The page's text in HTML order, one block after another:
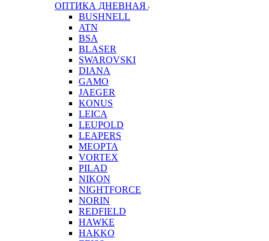
ОПТИКА ДНЕВНАЯ
BUSHNELL
ATN
BSA
BLASER
SWAROVSKI
DIANA
GAMO
JAEGER
KONUS
LEICA
LEUPOLD
LEAPERS
MEOPTA
VORTEX
PILAD
NIKON
NIGHTFORCE
NORIN
REDFIELD
HAWKE
HAKKO